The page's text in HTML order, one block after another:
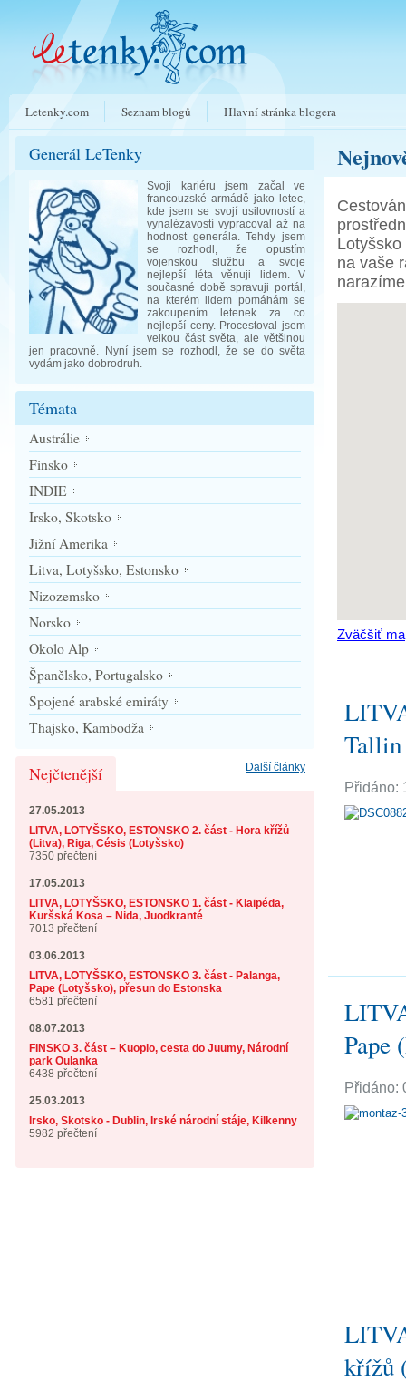
Letenky.com Seznam blogů Hlavní stránka blogera
Generál LeTenky
Svoji kariéru jsem začal ve
francouzské armádě jako letec,
kde jsem se svojí usilovností a
vynalézavostí vypracoval až na
hodnost generála. Tehdy jsem
se rozhodl, že opustím
vojenskou službu a svoje
nejlepší léta věnuji lidem. V
současné době spravuji portál,
na kterém lidem pomáhám se
zakoupením letenek za co
nejlepší ceny. Procestoval jsem
velkou část světa, ale většinou
jen pracovně. Nyní jsem se rozhodl, že se do světa
vydám jako dobrodruh.
Témata
Austrálie
Finsko
INDIE
Irsko, Skotsko
Jižní Amerika
Litva, Lotyšsko, Estonsko
Nizozemsko
Norsko
Okolo Alp
Španělsko, Portugalsko
Spojené arabské emiráty
Thajsko, Kambodža
Další články
Nejčtenější
27.05.2013
LITVA, LOTYŠSKO, ESTONSKO 2. část - Hora křížů
(Litva), Riga, Césis (Lotyšsko)
7350 přečtení
17.05.2013
LITVA, LOTYŠSKO, ESTONSKO 1. část - Klaipéda,
Kuršská Kosa – Nida, Juodkranté
7013 přečtení
03.06.2013
LITVA, LOTYŠSKO, ESTONSKO 3. část - Palanga,
Pape (Lotyšsko), přesun do Estonska
6581 přečtení
08.07.2013
FINSKO 3. část – Kuopio, cesta do Juumy, Národní
park Oulanka
6438 přečtení
25.03.2013
Irsko, Skotsko - Dublin, Irské národní stáje, Kilkenny
5982 přečtení
na vaše
Zväčšiť
Tallin
Přidáno:
Pape
Přidáno:
křížů